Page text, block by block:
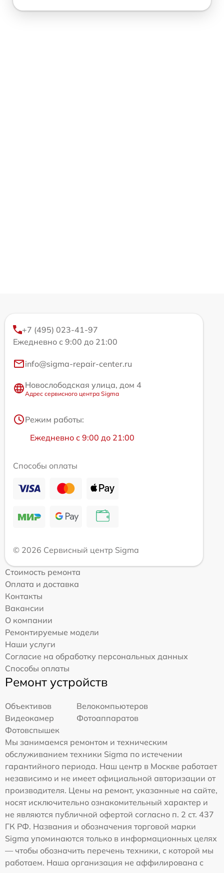
+7 (495) 023-41-97
Ежедневно с 9:00 до 21:00
info@sigma-repair-center.ru
Новослободская улица, дом 4
Адрес сервисного центра Sigma
Режим работы:
Ежедневно с 9:00 до 21:00
Способы оплаты
© 2026 Сервисный центр Sigma
Стоимость ремонта
Оплата и доставка
Контакты
Вакансии
О компании
Ремонтируемые модели
Наши услуги
Согласие на обработку персональных данных
Способы оплаты
Ремонт устройств
Объективов
Велокомпьютеров
Видеокамер
Фотоаппаратов
Фотовспышек
Мы занимаемся ремонтом и техническим
обслуживанием техники Sigma по истечении
гарантийного периода. Наш центр в Москве работает
независимо и не имеет официальной авторизации от
производителя. Цены на ремонт, указанные на сайте,
носят исключительно ознакомительный характер и
не являются публичной офертой согласно п. 2 ст. 437
ГК РФ. Названия и обозначения торговой марки
Sigma упоминаются только в информационных целях
— чтобы обозначить перечень техники, с которой мы
работаем. Наша организация не аффилирована с